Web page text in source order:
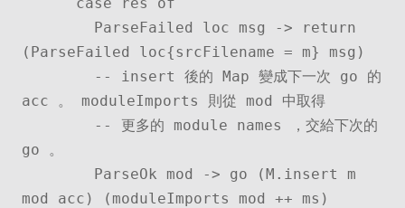
(ParseFailed loc{srcFilename = m} msg)
acc 。 moduleImports 則從 mod 中取得
go 。
mod acc) (moduleImports mod ++ ms)